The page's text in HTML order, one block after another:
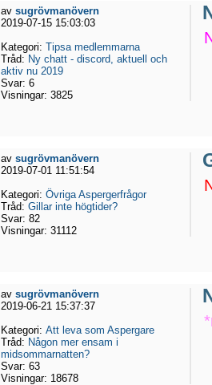
av sugrövmanövern
2019-07-15 15:03:03
Kategori: Tipsa medlemmarna
Tråd: Ny chatt - discord, aktuell och
aktiv nu 2019
Svar: 6
Visningar: 3825
av sugrövmanövern
2019-07-01 11:51:54
Kategori: Övriga Aspergerfrågor
Tråd: Gillar inte högtider?
Svar: 82
Visningar: 31112
av sugrövmanövern
2019-06-21 15:37:37
Kategori: Att leva som Aspergare
Tråd: Någon mer ensam i
midsommarnatten?
Svar: 63
Visningar: 18678